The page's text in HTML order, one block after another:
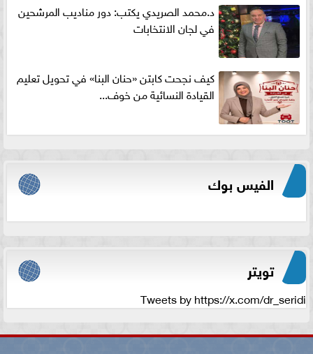
د.محمد الصريدي يكتب: دور مناديب المرشحين
في لجان الانتخابات
كيف نجحت كابتن «حنان البنا» في تحويل تعليم
القيادة النسائية من خوف...
الفيس بوك
تويتر
Tweets by https://x.com/dr_seridi